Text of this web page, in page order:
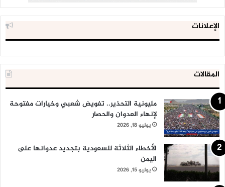
الإعلانات
المقالات
مليونية التحذير.. تفويض شعبي وخيارات مفتوحة
لإنهاء العدوان والحصار
يوليو 18, 2026
الأخطاء الثلاثة للسعودية بتجديد عدوانها على
اليمن
يوليو 15, 2026